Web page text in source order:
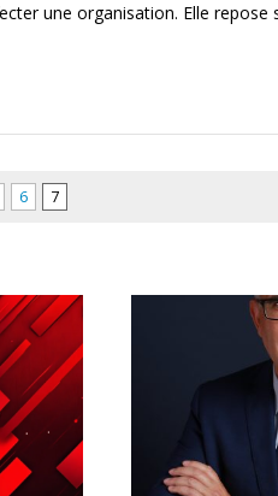
une organisation. Elle repose
6 7